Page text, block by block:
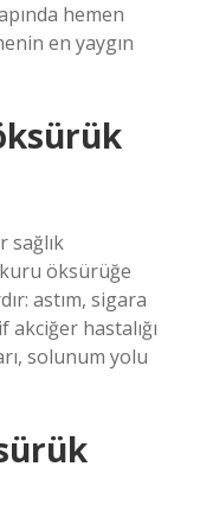
hemen
en yaygın
sağlık
öksürüğe
astım, sigara
hastalığı
solunum yolu